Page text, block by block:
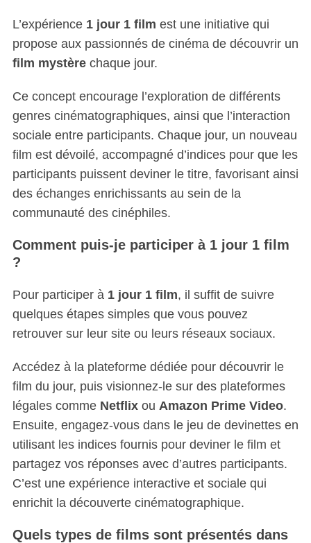
L’expérience 1 jour 1 film est une initiative qui
propose aux passionnés de cinéma de découvrir un
film mystèrechaque jour.
Ce concept encourage l’exploration de différents
genres cinématographiques, ainsi que l’interaction
sociale entre participants. Chaque jour, un nouveau
film est dévoilé, accompagné d’indices pour que les
participants puissent deviner le titre, favorisant ainsi
des échanges enrichissants au sein de la
communauté des cinéphiles.
Comment puis-je participer à 1 jour 1 film
?
Pour participer à 1 jour 1 film, il suffit de suivre
quelques étapes simples que vous pouvez
retrouver sur leur site ou leurs réseaux sociaux.
Accédez à la plateforme dédiée pour découvrir le
film du jour, puis visionnez-le sur des plateformes
légales comme Netflixou Amazon Prime Video.
Ensuite, engagez-vous dans le jeu de devinettes en
utilisant les indices fournis pour deviner le film et
partagez vos réponses avec d’autres participants.
C’est une expérience interactive et sociale qui
enrichit la découverte cinématographique.
Quels types de films sont présentés dans